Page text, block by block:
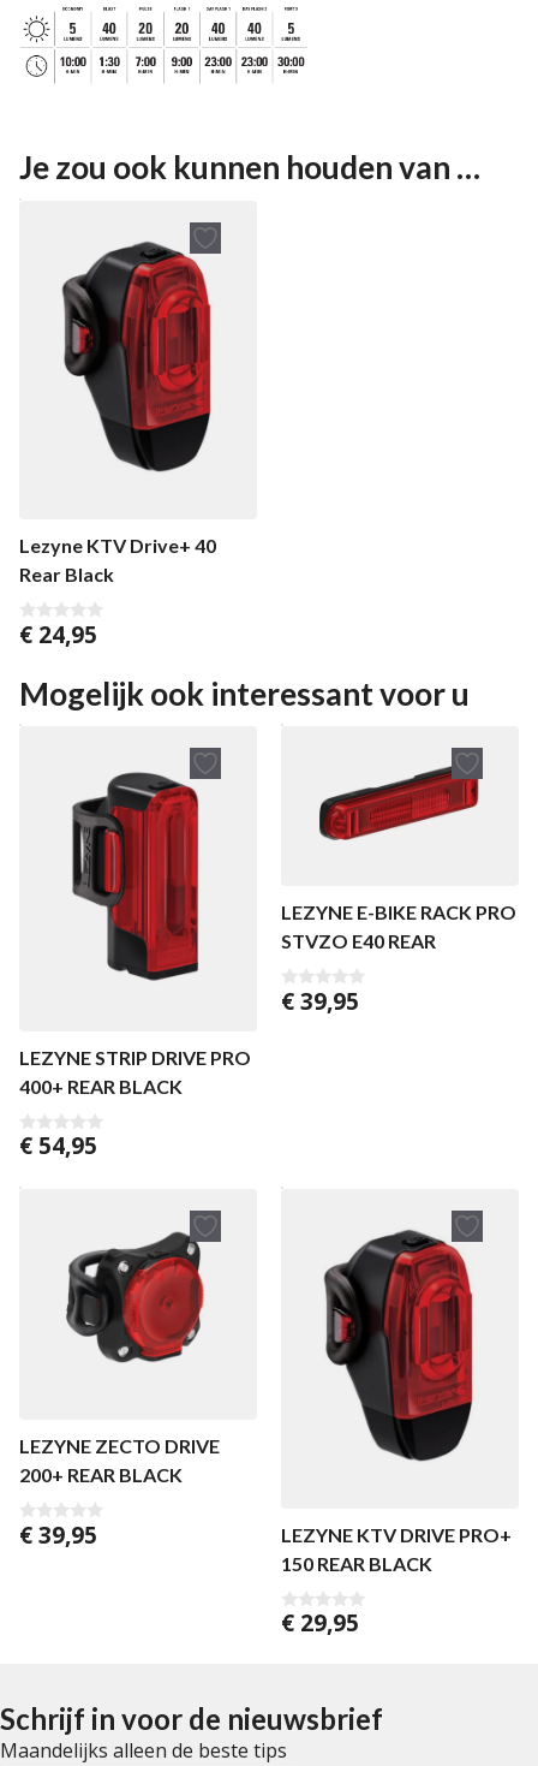
Je zou ook kunnen houden van …
Lezyne KTV Drive+ 40
Rear Black
0
v
n
5
€ 24,95
Mogelijk ook interessant voor u
LEZYNE STRIP DRIVE PRO
400+ REAR BLACK
0
n
€ 54,95
LEZYNE E-BIKE RACK PRO
STVZO E40 REAR
0
v
€39,95
LEZYNE ZECTO DRIVE
200+ REAR BLACK
0
v
€39,95
LEZYNE KTV DRIVE PRO+
150 REAR BLACK
0
€ 29,95
Schrijf in voor de nieuwsbrief
Maandelijks alleen de beste tips